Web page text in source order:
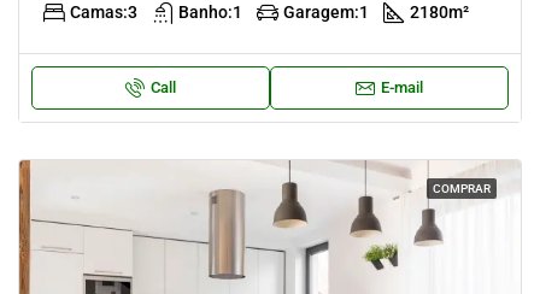
Camas:3 Banho:1 Garagem:1 2180m²
Call E-mail
COMPRAR